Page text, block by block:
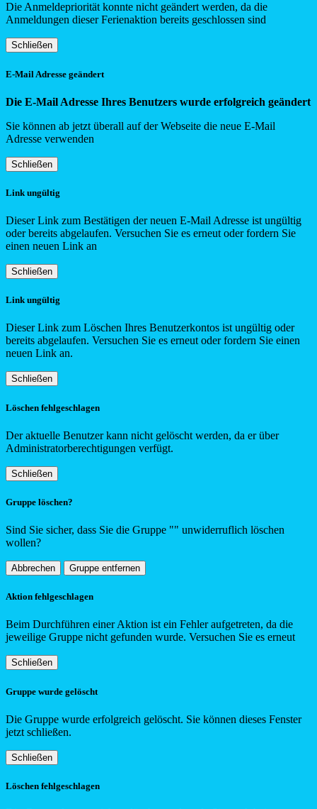
Die Anmeldepriorität konnte nicht geändert werden, da die
Anmeldungen dieser Ferienaktion bereits geschlossen sind
Schließen
E-Mail Adresse geändert
Die E-Mail Adresse Ihres Benutzers wurde erfolgreich geändert
Sie können ab jetzt überall auf der Webseite die neue E-Mail
Adresse verwenden
Schließen
Link ungültig
Dieser Link zum Bestätigen der neuen E-Mail Adresse ist ungültig
oder bereits abgelaufen. Versuchen Sie es erneut oder fordern Sie
einen neuen Link an
Schließen
Link ungültig
Dieser Link zum Löschen Ihres Benutzerkontos ist ungültig oder
bereits abgelaufen. Versuchen Sie es erneut oder fordern Sie einen
neuen Link an.
Schließen
Löschen fehlgeschlagen
Der aktuelle Benutzer kann nicht gelöscht werden, da er über
Administratorberechtigungen verfügt.
Schließen
Gruppe löschen?
Sind Sie sicher, dass Sie die Gruppe "" unwiderruflich löschen
wollen?
Abbrechen Gruppe entfernen
Aktion fehlgeschlagen
Beim Durchführen einer Aktion ist ein Fehler aufgetreten, da die
jeweilige Gruppe nicht gefunden wurde. Versuchen Sie es erneut
Schließen
Gruppe wurde gelöscht
Die Gruppe wurde erfolgreich gelöscht. Sie können dieses Fenster
jetzt schließen.
Schließen
Löschen fehlgeschlagen